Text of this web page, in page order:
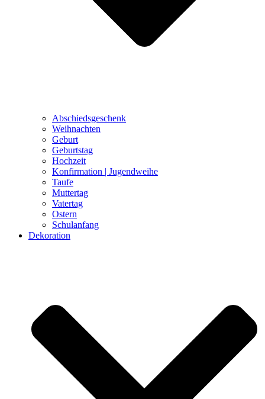
Abschiedsgeschenk
Weihnachten
Geburt
Geburtstag
Hochzeit
Konfirmation | Jugendweihe
Taufe
Muttertag
Vatertag
Ostern
Schulanfang
Dekoration